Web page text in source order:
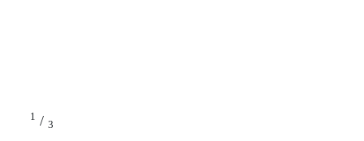
1 / 3